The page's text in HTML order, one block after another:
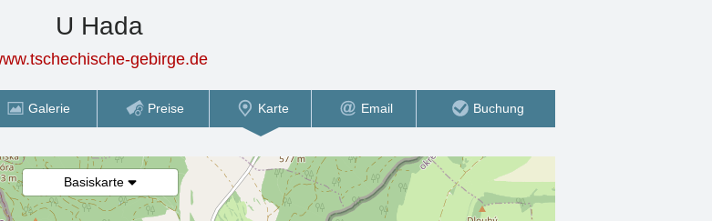
U Hada
gebirge.de
Galerie Preise Karte Email Buchung
Basiskarte